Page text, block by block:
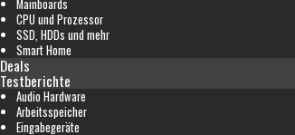
Mainboards
CPU und Prozessor
SSD, HDDs und mehr
Smart Home
Deals
Testberichte
Audio Hardware
Arbeitsspeicher
Eingabegeräte